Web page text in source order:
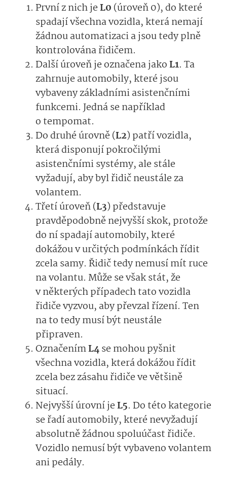
První z nich jeL0 (úroveň 0), do které
spadají všechna vozidla, která nemají
žádnou automatizaci a jsou tedy plně
kontrolována řidičem.
Další úroveň je označena jakoL1. Ta
zahrnuje automobily, které jsou
vybaveny základními asistenčními
funkcemi. Jedná se například
o tempomat.
Do druhé úrovně (L2) patří vozidla,
která disponují pokročilými
asistenčními systémy, ale stále
vyžadují, aby byl řidič neustále za
volantem.
Třetí úroveň (L3) představuje
pravděpodobně nejvyšší skok, protože
do ní spadají automobily, které
dokážou v určitých podmínkách řídit
zcela samy. Řidič tedy nemusí mít ruce
na volantu. Může se však stát, že
v některých případech tato vozidla
řidiče vyzvou, aby převzal řízení. Ten
na to tedy musí být neustále
připraven.
OznačenímL4se mohou pyšnit
všechna vozidla, která dokážou řídit
zcela bez zásahu řidiče ve většině
situací.
Nejvyšší úrovní jeL5. Do této kategorie
se řadí automobily, které nevyžadují
absolutně žádnou spoluúčast řidiče.
Vozidlo nemusí být vybaveno volantem
ani pedály.